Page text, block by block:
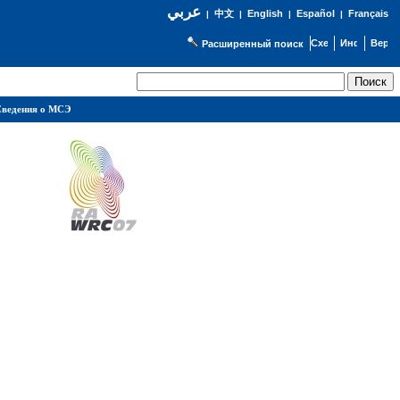
عربي| 中文| English | Español | Français
Расширенный поиск
о МСЭ